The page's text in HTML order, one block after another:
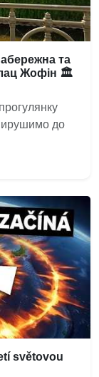
та
Жофін 🏛️
до
světovou